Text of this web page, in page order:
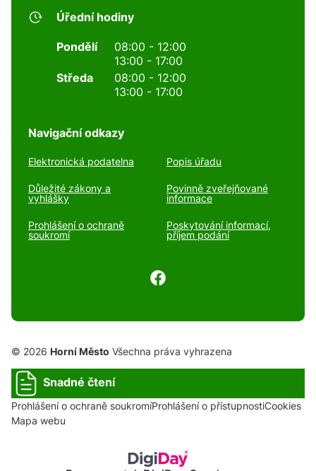
Úřední hodiny
Pondělí
08:00 - 12:00
13:00 - 17:00
Středa
08:00 - 12:00
13:00 - 17:00
Navigační odkazy
Elektronická podatelna Popis úřadu
Důležité zákony a
vyhlášky
Povinně zveřejňované
informace
Prohlášení o ochraně
soukromí
Poskytování informací,
příjem podání
© 2026 Horní Město Všechna práva vyhrazena
Snadné čtení
Prohlášení o ochraně soukromíProhlášení o přístupnostiCookies
Mapa webu